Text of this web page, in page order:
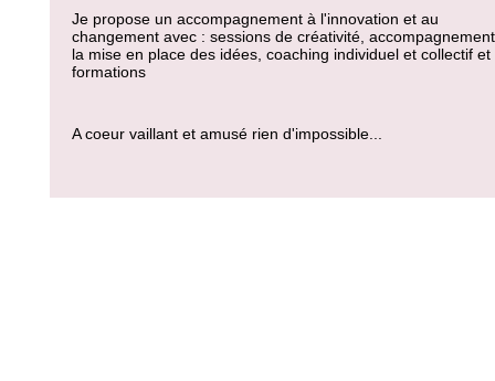
Je propose un accompagnement à l'innovation et au
changement avec : sessions de créativité,
la mise en place des idées, coaching individuel et collectif et
formations
A coeur vaillant et amusé rien d'impossible...